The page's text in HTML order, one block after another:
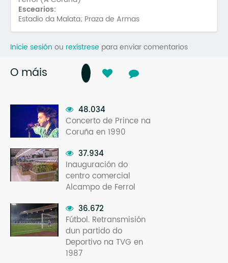
Escearios:
Estadio da Malata; Praza de Armas
Inicie sesión ou rexístrese para enviar comentarios
O máis
48.034
Concerto de Prince na
Coruña en 1990
37.934
Inauguración do
centro comercial
Alcampo de Ferrol
36.672
Fútbol. Retransmisión
dun partido do
Deportivo na TVG en
1987